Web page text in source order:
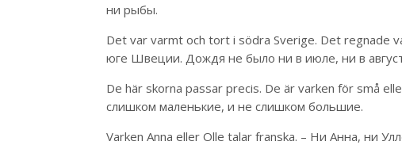
ни рыбы.
Det var varmt och tort i södra Sverige. Det regnade
юге Швеции. Дождя не было ни в июле, ни в
De här skorna passar precis. De är varken för små
слишком маленькие, и не слишком большие.
Varken Anna eller Olle talar franska. – Ни Анна, ни